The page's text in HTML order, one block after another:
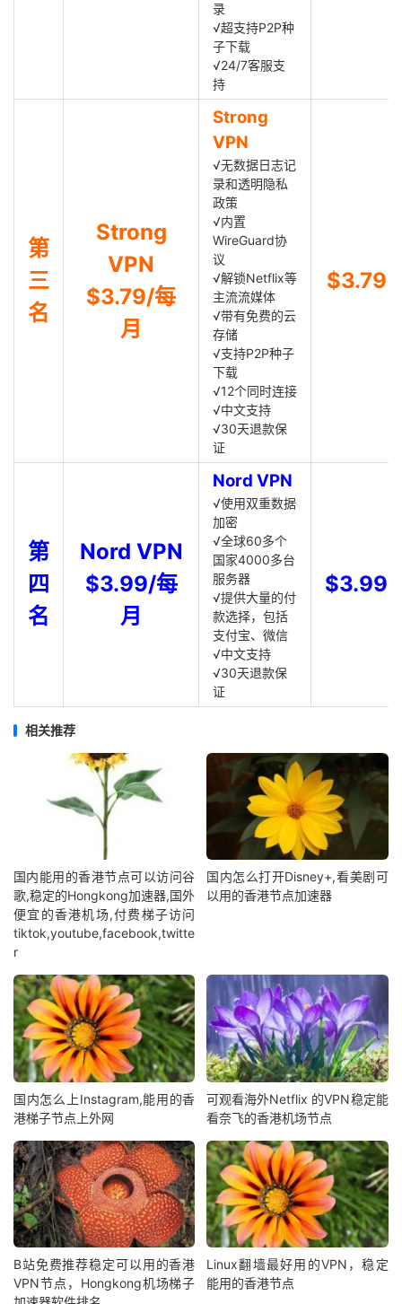
录
√超支持P2P种
子下载
√24/7客服支
持
第
三
名
Strong
VPN
$3.79/每
月
Strong
VPN
√无数据日志记
录和透明隐私
政策
√内置
WireGuard协
议
√解锁Netflix等
主流流媒体
√带有免费的云
存储
√支持P2P种子
下载
√12个同时连接
√中文支持
√30天退款保
证
$3.79
第
四
名
Nord VPN
$3.99/每
月
Nord VPN
√使用双重数据
加密
√全球60多个
国家4000多台
服务器
√提供大量的付
款选择，包括
支付宝、微信
√中文支持
√30天退款保
证
$3.99
相关推荐
国内能用的香港节点可以访问谷
歌,稳定的Hongkong加速器,国外
便宜的香港机场,付费梯子访问
tiktok,youtube,facebook,twitte
r
国内怎么打开Disney+,看美剧可
以用的香港节点加速器
国内怎么上Instagram,能用的香
港梯子节点上外网
可观看海外Netflix 的VPN稳定能
看奈飞的香港机场节点
B站免费推荐稳定可以用的香港
VPN节点，Hongkong机场梯子
Linux翻墙最好用的VPN，稳定
能用的香港节点